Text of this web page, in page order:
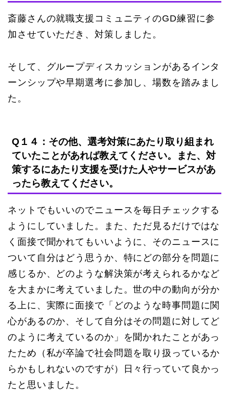
斎藤さんの就職支援コミュニティのGD練習に参
加させていただき、対策しました。
そして、グループディスカッションがあるインタ
ーンシップや早期選考に参加し、場数を踏みまし
た。
Q１４：その他、選考対策にあたり取り組まれ
ていたことがあれば教えてください。また、対
策するにあたり支援を受けた人やサービスがあ
ったら教えてください。
ネットでもいいのでニュースを毎日チェックする
ようにしていました。また、ただ見るだけではな
く面接で聞かれてもいいように、そのニュースに
ついて自分はどう思うか、特にどの部分を問題に
感じるか、どのような解決策が考えられるかなど
を大まかに考えていました。世の中の動向が分か
る上に、実際に面接で「どのような時事問題に関
心があるのか、そして自分はその問題に対してど
のように考えているのか」を聞かれたことがあっ
たため（私が卒論で社会問題を取り扱っているか
らかもしれないのですが）日々行っていて良かっ
たと思いました。